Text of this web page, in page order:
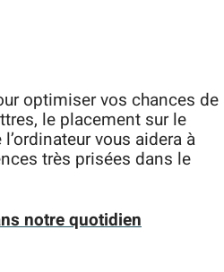
optimiser vos chances de
le placement sur le
vous aidera à
très prisées dans le
notre quotidien